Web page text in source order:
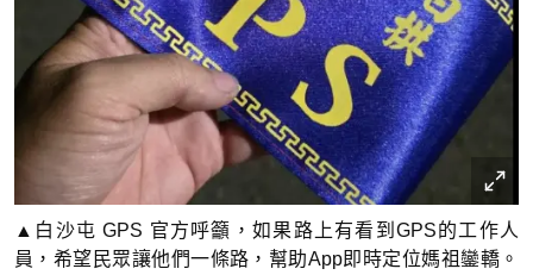
▲白沙屯 GPS 官方呼籲，如果路上有看到GPS的工作人
員，希望民眾讓他們一條路，幫助App即時定位媽祖鑾轎。